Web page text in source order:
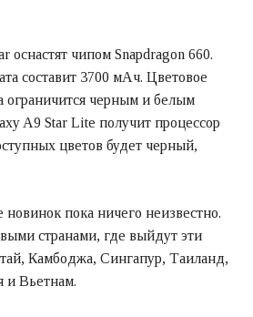
оснастят чипом Snapdragon 660.
составит 3700 мАч. Цветовое
ограничится черным и белым
A9 Star Lite получит процессор
цветов будет черный,
пока ничего неизвестно.
странами, где выйдут эти
Камбоджа, Сингапур, Таиланд,
и Вьетнам.